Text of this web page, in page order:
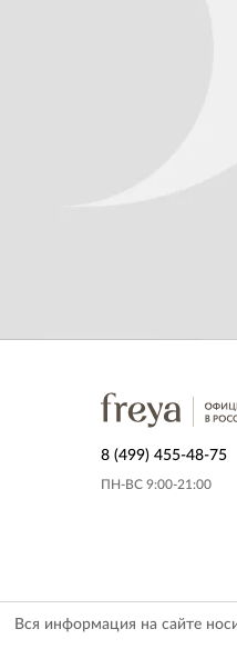
8 (499) 455-48-75
ПН-ВС 9:00-21:00
Вся информация на сайте